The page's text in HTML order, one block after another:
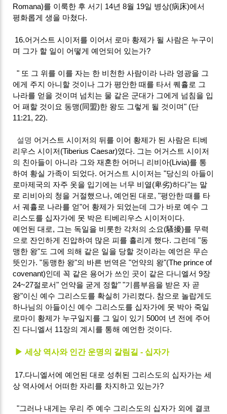
Romana)를 이룩한 후 서기 14년 8월 19일 병상(病床)에서
평화롭게 생을 마쳤다.
16.어거스트 시이저를 이어서 로마 황제가 될 사람은 누구이
며 그가 할 일이 어떻게 예언되어 있는가?
" 또 그 위를 이를 자는 한 비천한 사람이라 나라 영광을 그
에게 주지 아니할 것이나 그가 평안한 때를 타서 퀘휼로 그
나라를 얻을 것이며 넘치는 물 같은 군대가 그에게 넘침을 입
어 패할 것이요 동맹(同盟)한 왕도 그렇게 될 것이며" (단
11:21, 22).
설명 어거스트 시이저의 뒤를 이어 황제가 된 사람은 티베
리우스 시이저(Tiberius Caesar)였다. 그는 어거스트 시이저
의 친아들이 아니라 그와 재혼한 어머니 리비아(Livia)를 통
하여 황실 가족이 되었다. 어거스트 시이저는 "당신의 아들이
로마제국의 자주 옷을 입기에는 너무 비열(卑劣)하다"는 말
로 리비아의 청을 거절했으나, 예언된 대로, "평안한 때를 타
서 궤휼로 나라를 얻"어 황제가 되었는데 그가 바로 예수 그
리스도를 십자가에 못 박은 티베리우스 시이저이다.
예언된 대로, 그는 독일을 비롯한 각처의 소요(騷擾)를 무력
으로 잔인하게 진압하여 많은 피를 흘리게 했다. 그런데 "동
맹한 왕"도 그에 의해 같은 일을 당할 것이라는 예언은 무슨
뜻인가. "동맹한 왕"의 바른 번역은 "언약의 왕"(The prince of
covenant)인데 꼭 같은 용어가 쓰인 곳이 같은 다니엘서 9장
24~27절로서" 언약을 굳게 정할" "기름부음을 받은 자 곧
왕"이신 예수 그리스도를 확실히 가리켰다. 참으로 놀랍게도
하나님의 아들이신 예수 그리스도를 십자가에 못 박아 죽일
로마이 황제가 누구일지를 그 일이 있기 500여 년 전에 주어
진 다니엘서 11장의 계시를 통해 예언한 것이다.
▶ 세상 역사와 인간 운명의 갈림길 - 십자가
17.다니엘서에 예언된 대로 성취된 그리스도의 십자가는 세
상 역사에서 어떠한 자리를 차지하고 있는가?
"그러나 내게는 우리 주 예수 그리스도의 십자가 외에 결코